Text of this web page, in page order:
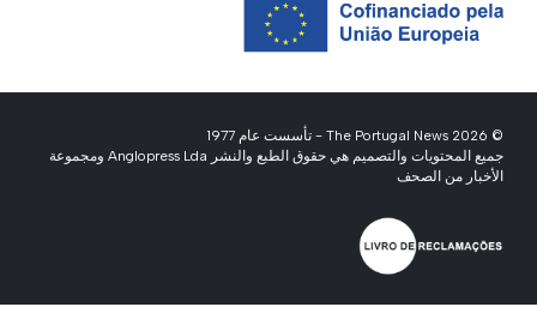
© 2026 The Portugal News - تأسست عام 1977
جميع المحتويات والتصميم هي حقوق الطبع والنشر Anglopress Lda ومجموعة
الأخبار من الصحف